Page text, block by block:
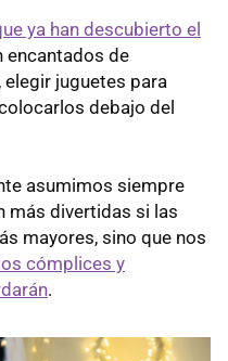
ya han descubierto el
encantados de
elegir juguetes para
debajo del
asumimos siempre
más divertidas si las
mayores, sino que nos
cómplices y
.